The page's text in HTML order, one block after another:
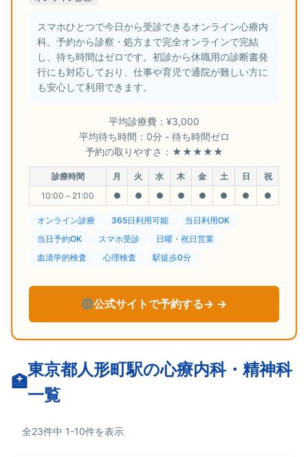
スマホひとつで今日から受診できるオンライン心療内
科。予約から診察・処方まで完全オンラインで完結
し、待ち時間はゼロです。初診から休職用の診断書発
行にも対応しており、仕事や育児で通院が難しい方に
も安心して利用できます。
平均診療費：¥3,000
平均待ち時間：0分 - 待ち時間ゼロ
予約の取りやすさ：★★★★★
診療時間 月 火 水 木 金 土 日
祝
10:00～21:00
● ● ● ● ● ● ● ●
オンライン診療 365日利用可能
当日利用OK
当日予約OK
スマホ受診
日曜・祝日営業
血清学的検査
心理検査 駅徒歩0分
公式サイトで予約する→
東京都人形町駅の心療内科・精神科
一覧
全23件中 1-10件を表示